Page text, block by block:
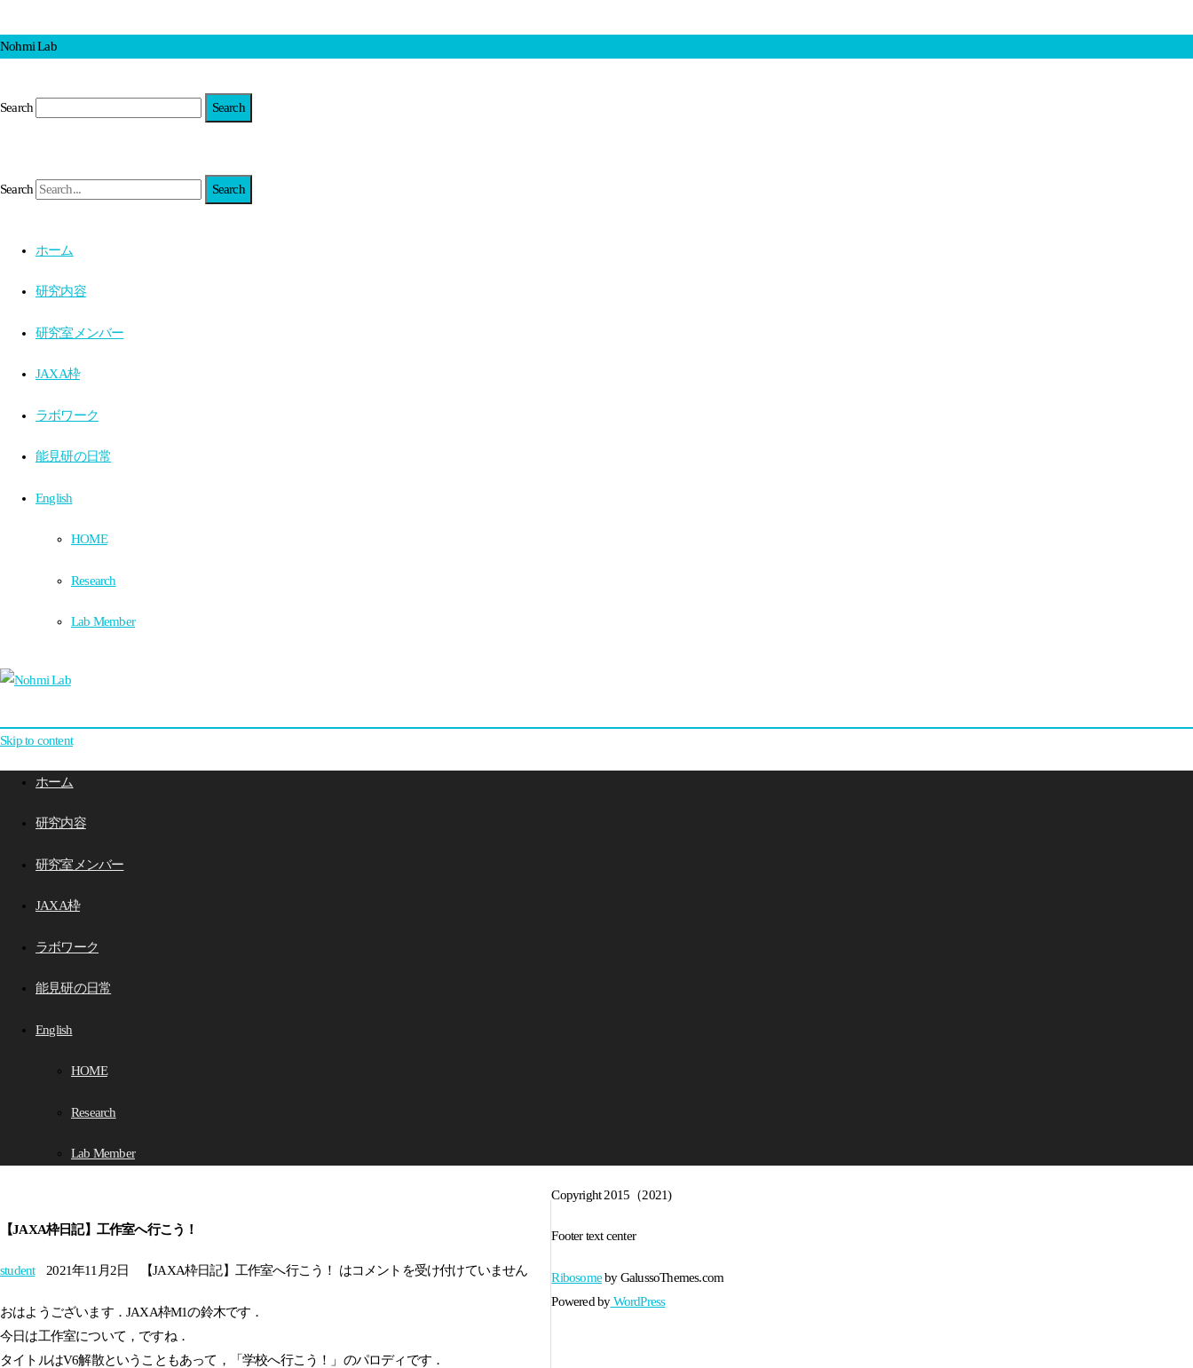
Nohmi Lab
Search
Search
ホーム
研究内容
研究室メンバー
JAXA枠
ラボワーク
能見研の日常
English
HOME
Research
Lab Member
Skip to content
ホーム
研究内容
研究室メンバー
JAXA枠
ラボワーク
能見研の日常
English
HOME
Research
Lab Member
【JAXA枠日記】工作室へ行こう！
student 2021年11月2日 【JAXA枠日記】工作室へ行こう！ はコメントを受け付けていません
おはようございます．JAXA枠M1の鈴木です．
今日は工作室について，ですね．
タイトルはV6解散ということもあって，「学校へ行こう！」のパロディです．
Copyright 2015（2021)
Footer text center
Ribosomeby GalussoThemes.com
Powered byWordPress